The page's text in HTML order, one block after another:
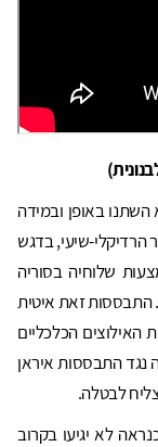
באופן ובמידה
הרדיקלי-שיעי, בדגש
שלוחיה בסוריה
התבססות זאת איטית
האילוצים הכלכליים
נגד התבססות איראן
לבטלה.
לא יגיעו בקרוב